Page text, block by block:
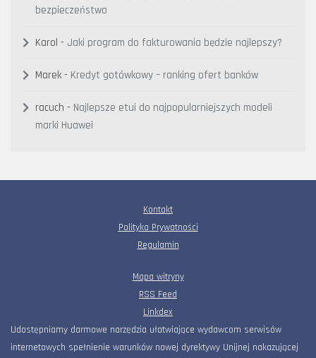
bezpieczeństwo
Karol - Jaki program do fakturowania będzie najlepszy?
Marek - Kredyt gotówkowy – ranking ofert banków
racuch - Najlepsze etui do najpopularniejszych modeli
marki Huawei
Kontakt
Polityka Prywatności
Regulamin
Mapa witryny
RSS Feed
Linkdex
Udostępniamy darmowe narzędzia ułatwiające wydawcom serwisów
internetowych spełnienie warunków nowej dyrektywy Unijnej nakazującej